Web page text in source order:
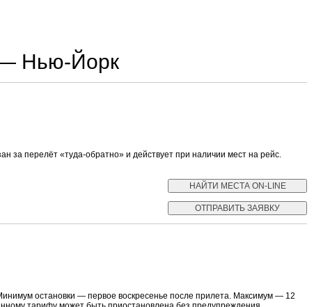
— Нью-Йорк
перелёт «туда-обратно» и действует при наличии мест на рейс.
остановки — первое воскресенье после прилета. Максимум — 12